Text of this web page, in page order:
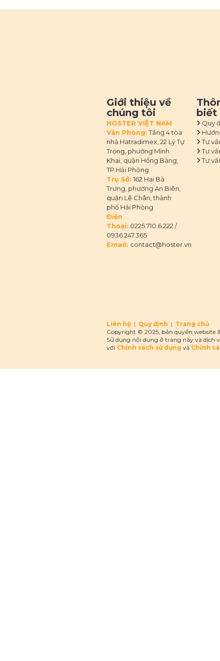
Giới thiệu về
chúng tôi
HOSTER VIỆT NAM
Văn Phòng:Tầng 4 tòa
nhà Hatradimex, 22 Lý Tự
Trọng, phường Minh
Khai, quận Hồng Bàng,
TP Hải Phòng
Trụ Sở: 162 Hai Bà
Trưng, phường An Biên,
quận Lê Chân, thành
phố Hải Phòng
Điện
Thoại: 0225.710.6.222 /
0936.247.365
Email: contact@hoster.vn
biết
Quy
Tư
Tư
Tư
Liên hệ | Quy định | Trang chủ
Copyright © 2025, bản quyền website
Sử dụng nội dung ở trang này và dịch
với Chính sách sử dụng và Chính